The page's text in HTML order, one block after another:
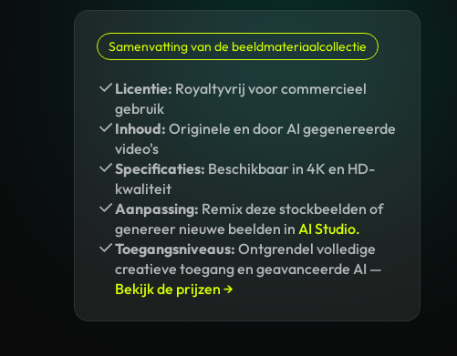
Samenvatting van de beeldmateriaalcollectie
Licentie: Royaltyvrij voor commercieel
gebruik
Inhoud: Originele en door AI gegenereerde
video's
Specificaties: Beschikbaar in 4K en HD-
kwaliteit
Aanpassing: Remix deze stockbeelden of
genereer nieuwe beelden in AI Studio.
Toegangsniveaus: Ontgrendel volledige
creatieve toegang en geavanceerde AI —
Bekijk de prijzen →